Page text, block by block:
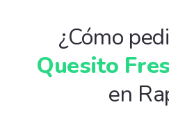
¿Cómo
Quesito
en